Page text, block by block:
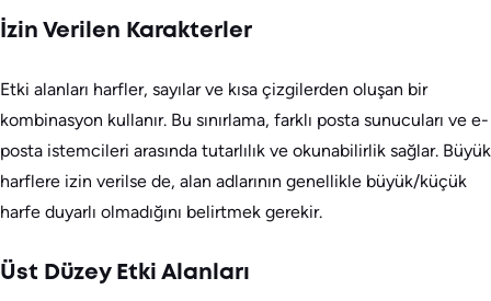
İzin Verilen Karakterler
Etki alanları harfler, sayılar ve kısa çizgilerden oluşan bir
kombinasyon kullanır. Bu sınırlama, farklı posta sunucuları ve e-
posta istemcileri arasında tutarlılık ve okunabilirlik sağlar. Büyük
harflere izin verilse de, alan adlarının genellikle büyük/küçük
harfe duyarlı olmadığını belirtmek gerekir.
Üst Düzey Etki Alanları